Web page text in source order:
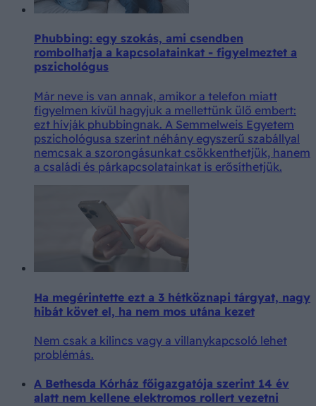
Phubbing: egy szokás, ami csendben
rombolhatja a kapcsolatainkat - figyelmeztet a
pszichológus
Már neve is van annak, amikor a telefon miatt
figyelmen kívül hagyjuk a mellettünk ülő embert:
ezt hívják phubbingnak. A Semmelweis Egyetem
pszichológusa szerint néhány egyszerű szabállyal
nemcsak a szorongásunkat csökkenthetjük, hanem
a családi és párkapcsolatainkat is erősíthetjük.
Ha megérintette ezt a 3 hétköznapi tárgyat, nagy
hibát követ el, ha nem mos utána kezet
Nem csak a kilincs vagy a villanykapcsoló lehet
problémás.
A Bethesda Kórház főigazgatója szerint 14 év
alatt nem kellene elektromos rollert vezetni